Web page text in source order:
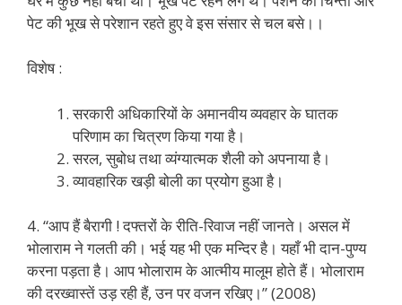
पेट की भूख से परेशान रहते हुए वे इस संसार से चल बसे।।
विशेष :
सरकारी अधिकारियों के अमानवीय व्यवहार के घातक
परिणाम का चित्रण किया गया है।
सरल, सुबोध तथा व्यंग्यात्मक शैली को अपनाया है।
व्यावहारिक खड़ी बोली का प्रयोग हुआ है।
4. “आप हैं बैरागी ! दफ्तरों के रीति-रिवाज नहीं जानते। असल में
भोलाराम ने गलती की। भई यह भी एक मन्दिर है। यहाँ भी दान-पुण्य
करना पड़ता है। आप भोलाराम के आत्मीय मालूम होते हैं। भोलाराम
की दरख्वास्तें उड़ रही हैं, उन पर वजन रखिए।” (2008)